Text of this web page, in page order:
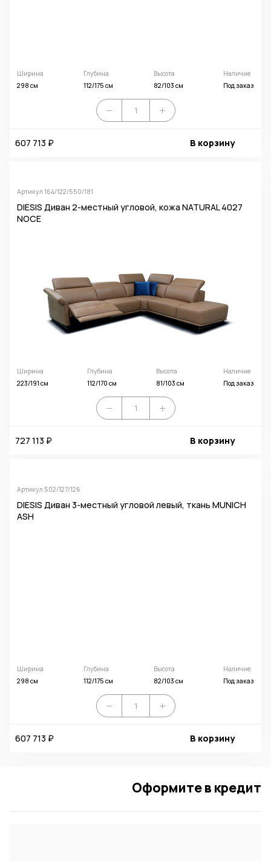
Ширина
298 см
Глубина
112/175 см
Высота
82/103 см
Наличие
Под заказ
607 713 ₽ В корзину
Артикул 164/122/550/181
DIESIS Диван 2-местный угловой, кожа NATURAL 4027
NOCE
Ширина
223/191 см
Глубина
112/170 см
Высота
81/103 см
Наличие
Под заказ
727 113 ₽ В корзину
Артикул 502/127/126
DIESIS Диван 3-местный угловой левый, ткань MUNICH
ASH
Ширина
298 см
Глубина
112/175 см
Высота
82/103 см
Наличие
Под заказ
607 713 ₽ В корзину
Оформите в кредит